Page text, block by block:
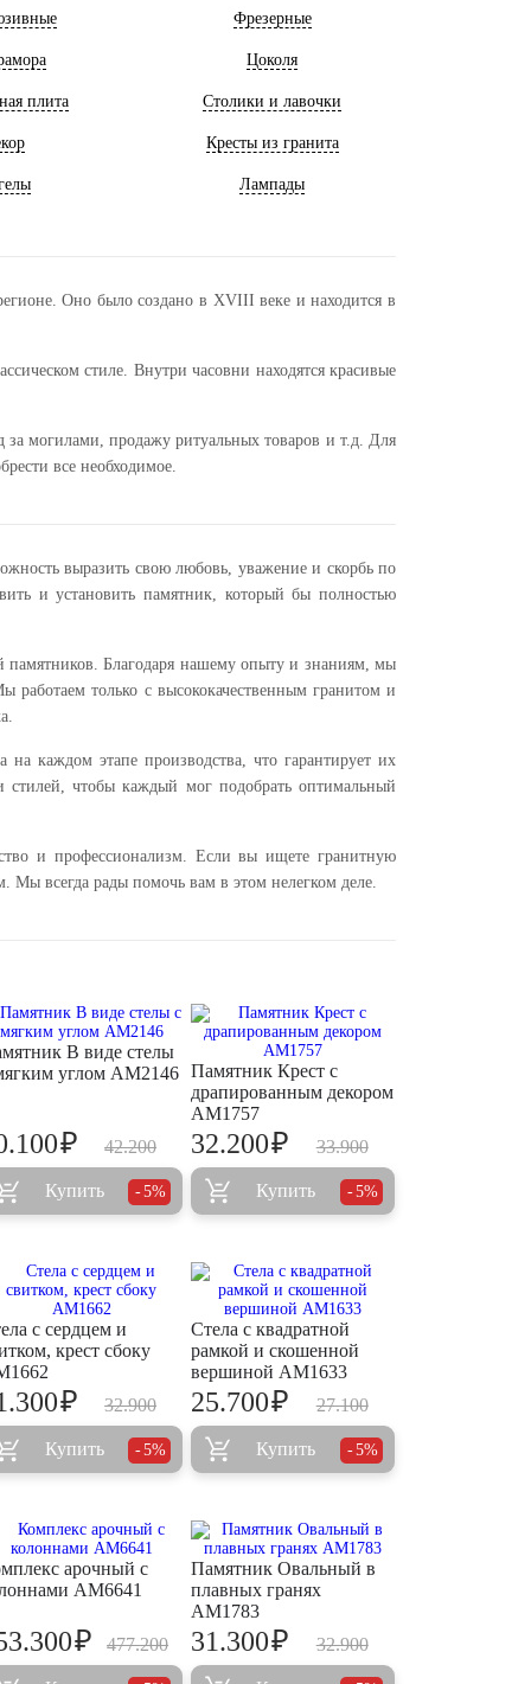
Фрезерные
Цоколя
плита Столики и лавочки
Кресты из гранита
Лампады
Оно было создано в XVIII веке и находится в
стиле. Внутри часовни находятся красивые
могилами, продажу ритуальных товаров и т.д. Для
все необходимое.
выразить свою любовь, уважение и скорбь по
и установить памятник, который бы полностью
памятников. Благодаря нашему опыту и знаниям, мы
работаем только с высококачественным гранитом и
на каждом этапе производства, что гарантирует их
чтобы каждый мог подобрать оптимальный
и профессионализм. Если вы ищете гранитную
Мы всегда рады помочь вам в этом нелегком деле.
В виде стелы
углом AM2146
42.200
₽
Купить 5%
Памятник Крест с
драпированным декором
AM1757
33.900
32.200₽
Купить 5%
с сердцем и
крест сбоку
32.900
₽
Купить 5%
Стела с квадратной
рамкой и скошенной
вершиной AM1633
27.100
25.700₽
Купить 5%
арочный с
AM6641
477.200
₽
Памятник Овальный в
плавных гранях
AM1783
32.900
31.300₽